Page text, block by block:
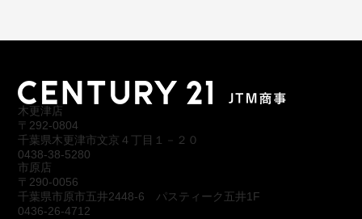
木更津店
〒292-0804
千葉県木更津市文京４丁目１－２０
0438-38-5280
市原店
〒290-0056
千葉県市原市五井2448-6 パスティーク五井1F
0436-26-4712